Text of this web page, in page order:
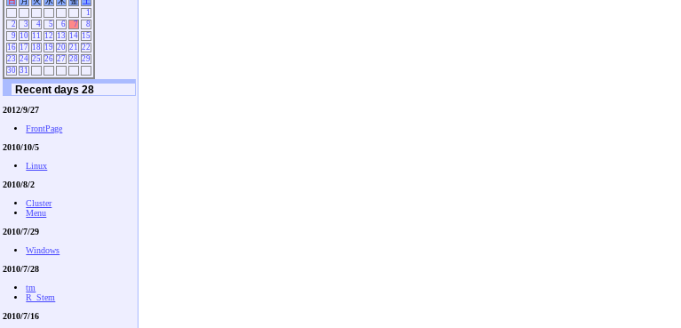
1
2
3 4 5 6 7
8
9 10 11 12 13 14 15
16 17 18 19 20 21
22
23 24 25 26 27 28 29
30 31
Recent days 28
2012/9/27
FrontPage
2010/10/5
Linux
2010/8/2
Cluster
Menu
2010/7/29
Windows
2010/7/28
tm
R_Stem
2010/7/16